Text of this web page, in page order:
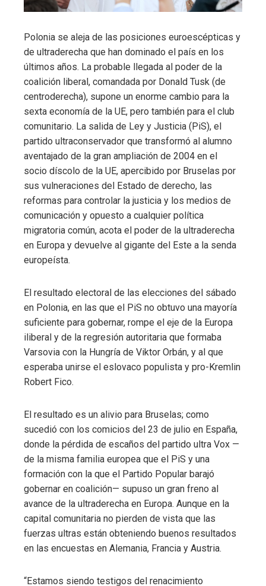
Polonia se aleja de las posiciones euroescépticas y
de ultraderecha que han dominado el país en los
últimos años. La probable llegada al poder de la
coalición liberal, comandada por Donald Tusk (de
centroderecha), supone un enorme cambio para la
sexta economía de la UE, pero también para el club
comunitario. La salida de Ley y Justicia (PiS), el
partido ultraconservador que transformó al alumno
aventajado de la gran ampliación de 2004 en el
socio díscolo de la UE, apercibido por Bruselas por
sus vulneraciones del Estado de derecho, las
reformas para controlar la justicia y los medios de
comunicación y opuesto a cualquier política
migratoria común, acota el poder de la ultraderecha
en Europa y devuelve al gigante del Este a la senda
europeísta.
El resultado electoral de las elecciones del sábado
en Polonia, en las que el PiS no obtuvo una mayoría
suficiente para gobernar, rompe el eje de la Europa
iliberal y de la regresión autoritaria que formaba
Varsovia con la Hungría de Viktor Orbán, y al que
esperaba unirse el eslovaco populista y pro-Kremlin
Robert Fico.
El resultado es un alivio para Bruselas; como
sucedió con los comicios del 23 de julio en España,
donde la pérdida de escaños del partido ultra Vox —
de la misma familia europea que el PiS y una
formación con la que el Partido Popular barajó
gobernar en coalición— supuso un gran freno al
avance de la ultraderecha en Europa. Aunque en la
capital comunitaria no pierden de vista que las
fuerzas ultras están obteniendo buenos resultados
en las encuestas en Alemania, Francia y Austria.
“Estamos siendo testigos del renacimiento